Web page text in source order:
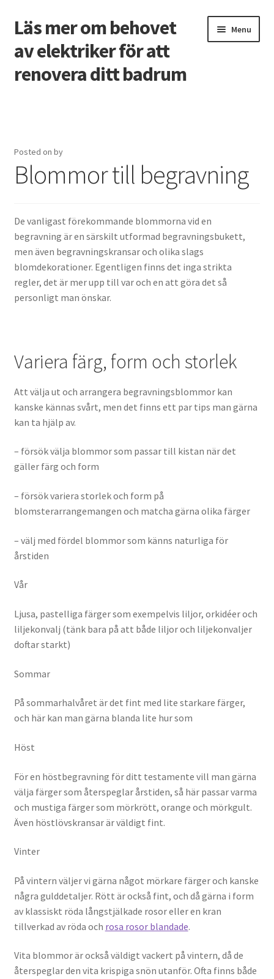
Skip
to
navigation
Skip
to
content
Läs mer om behovet
av elektriker för att
renovera ditt badrum
Menu
ringa rörmokare
Ansökan om ett företagslån
Free spins på casino utan svensk licens
Hur mycket måste jag tjäna för att få lån?
Vanliga skäl för avslag på ROT avdrag
Vilka lån ska man inte ta?
Posted on by
Blommor till begravning
De vanligast förekommande blommorna vid en
begravning är en särskilt utformad begravningsbukett,
men även begravningskransar och olika slags
blomdekorationer. Egentligen finns det inga strikta
regler, det är mer upp till var och en att göra det så
personligt man önskar.
Variera färg, form och storlek
Att välja ut och arrangera begravningsblommor kan
kanske kännas svårt, men det finns ett par tips man gärna
kan ta hjälp av.
– försök välja blommor som passar till kistan när det
gäller färg och form
– försök variera storlek och form på
blomsterarrangemangen och matcha gärna olika färger
– välj med fördel blommor som känns naturliga för
årstiden
Vår
Ljusa, pastelliga färger som exempelvis liljor, orkidéer och
liljekonvalj (tänk bara på att både liljor och liljekonvaljer
doftar starkt)
Sommar
På sommarhalvåret är det fint med lite starkare färger,
och här kan man gärna blanda lite hur som
Höst
För en höstbegravning för ditt testamente vill man gärna
välja färger som återspeglar årstiden, så här passar varma
och mustiga färger som mörkrött, orange och mörkgult.
Även höstlövskransar är väldigt fint.
Vinter
På vintern väljer vi gärna något mörkare färger och kanske
några gulddetaljer. Rött är också fint, och då gärna i form
av klassiskt röda långstjälkade rosor eller en kran
tillverkad av röda och rosa rosor blandade.
Vita blommor är också väldigt vackert på vintern, då de
återspeglar den vita krispiga snön utanför. Ofta finns både